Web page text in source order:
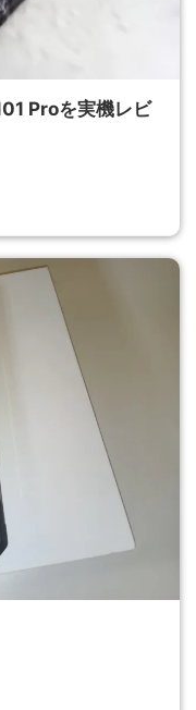
Proを実機レビ